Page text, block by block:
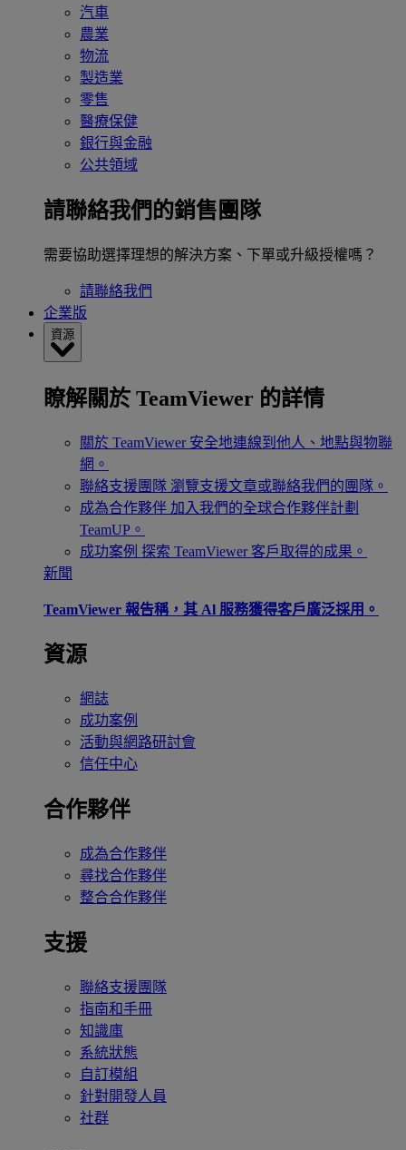
汽車
農業
物流
製造業
零售
醫療保健
銀行與金融
公共領域
請聯絡我們的銷售團隊
需要協助選擇理想的解決方案、下單或升級授權嗎？
請聯絡我們
企業版
資源
瞭解關於 TeamViewer 的詳情
關於 TeamViewer 安全地連線到他人、地點與物聯
網。
聯絡支援團隊 瀏覽支援文章或聯絡我們的團隊。
成為合作夥伴 加入我們的全球合作夥伴計劃
TeamUP。
成功案例 探索 TeamViewer 客戶取得的成果。
新聞
TeamViewer 報告稱，其 Al 服務獲得客戶廣泛採用。
資源
網誌
成功案例
活動與網路研討會
信任中心
合作夥伴
成為合作夥伴
尋找合作夥伴
整合合作夥伴
支援
聯絡支援團隊
指南和手冊
知識庫
系統狀態
自訂模組
針對開發人員
社群